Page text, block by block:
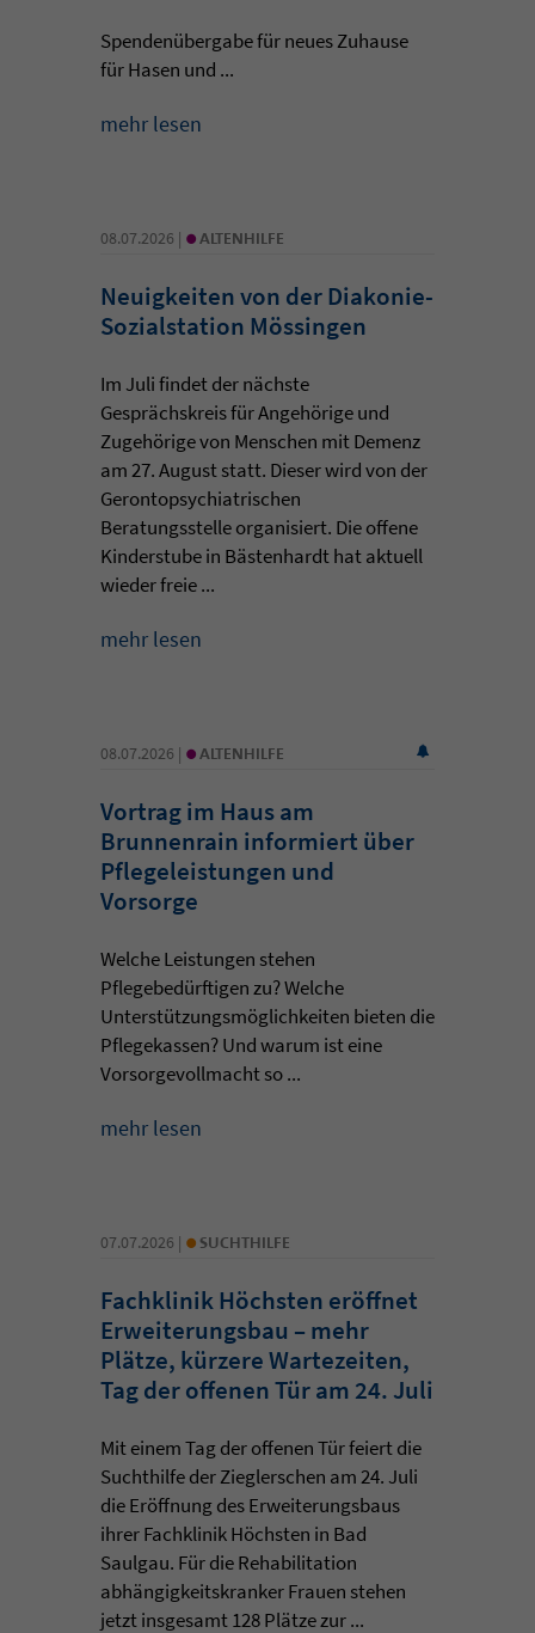
Spendenübergabe für neues Zuhause
für Hasen und ...
mehr lesen
08.07.2026 | • ALTENHILFE
Neuigkeiten von der Diakonie-
Sozialstation Mössingen
Im Juli findet der nächste
Gesprächskreis für Angehörige und
Zugehörige von Menschen mit Demenz
am 27. August statt. Dieser wird von der
Gerontopsychiatrischen
Beratungsstelle organisiert. Die offene
Kinderstube in Bästenhardt hat aktuell
wieder freie ...
mehr lesen
08.07.2026 | • ALTENHILFE
Vortrag im Haus am
Brunnenrain informiert über
Pflegeleistungen und
Vorsorge
Welche Leistungen stehen
Pflegebedürftigen zu? Welche
Unterstützungsmöglichkeiten bieten die
Pflegekassen? Und warum ist eine
Vorsorgevollmacht so ...
mehr lesen
07.07.2026 | • SUCHTHILFE
Fachklinik Höchsten eröffnet
Erweiterungsbau – mehr
Plätze, kürzere Wartezeiten,
Tag der offenen Tür am 24. Juli
Mit einem Tag der offenen Tür feiert die
Suchthilfe der Zieglerschen am 24. Juli
die Eröffnung des Erweiterungsbaus
ihrer Fachklinik Höchsten in Bad
Saulgau. Für die Rehabilitation
abhängigkeitskranker Frauen stehen
jetzt insgesamt 128 Plätze zur ...